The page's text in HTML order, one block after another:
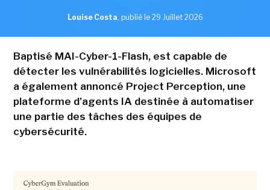
Louise Costa, publié le 29 Juillet 2026
Baptisé MAI-Cyber-1-Flash, est capable de
détecter les vulnérabilités logicielles. Microsoft
a également annoncé Project Perception, une
plateforme d'agents IA destinée à automatiser
une partie des tâches des équipes de
cybersécurité.